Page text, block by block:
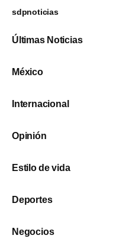
sdpnoticias
Últimas Noticias
México
Internacional
Opinión
Estilo de vida
Deportes
Negocios